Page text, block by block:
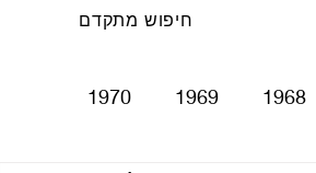
חיפוש מתקדם
1968
1969
1970